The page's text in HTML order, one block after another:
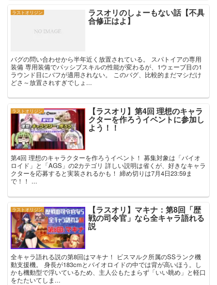
ラストオリジン ラスオリのしょーもない話【不具
合修正はよ】
バグの問い合わせから半年近く放置されている。 スパトイアの専用
装備 専用装備でパッシブスキルの性能が変わるが、1ウェーブ目の1
ラウンド目にバフが適用されない。 このバグ、比較的まだマシだけ
どさ～放置されすぎでしょ...
ラストオリジン 【ラスオリ】第4回 理想のキャラ
クターを作ろうイベントに参加し
よう！！
第4回 理想のキャラクターを作ろうイベント！ 募集対象は「バイオ
ロイド」と「AGS」の2カテゴリ 詳しい説明は省くが、好きなキャラ
クターを応募すると実装されるかも！ 締め切りは7月4日23:59ま
で！！ ...
ラストオリジン 【ラスオリ】マキナ：第8回「歴
戦の司令官」なら全キャラ語れる
説
全キャラ語れる説の第8回はマキナ！ ビスマルク所属のSSランク機
動支援機。 身長が183cmとバイオロイドの中では背が高いほう。し
かも機動型で浮いているため、主人公もたまらず「いい眺め」と軽口
をたたいてしま...